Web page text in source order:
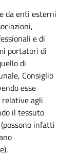
da enti esterni
e di
portatori di
di
Consiglio
esse
agli
il tessuto
infatti